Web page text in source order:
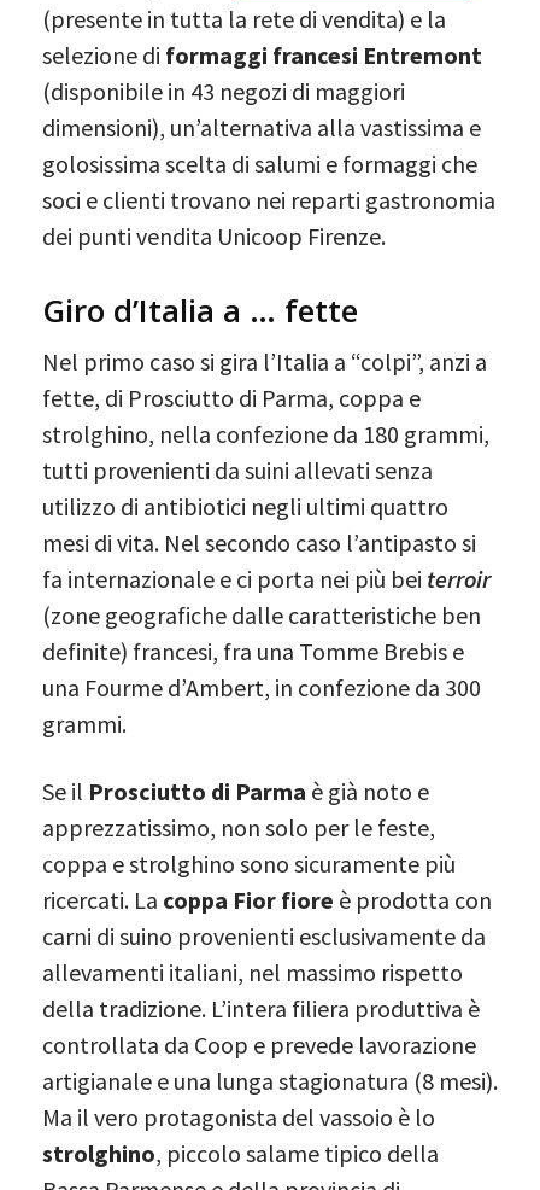
(presente in tutta la rete di vendita) e la
selezione di formaggi francesi Entremont
(disponibile in 43 negozi di maggiori
dimensioni), un’alternativa alla vastissima e
golosissima scelta di salumi e formaggi che
soci e clienti trovano nei reparti gastronomia
dei punti vendita Unicoop Firenze.
Giro d’Italia a … fette
Nel primo caso si gira l’Italia a “colpi”, anzi a
fette, di Prosciutto di Parma, coppa e
strolghino, nella confezione da 180 grammi,
tutti provenienti da suini allevati senza
utilizzo di antibiotici negli ultimi quattro
mesi di vita. Nel secondo caso l’antipasto si
fa internazionale e ci porta nei più bei terroir
(zone geografiche dalle caratteristiche ben
definite) francesi, fra una Tomme Brebis e
una Fourme d’Ambert, in confezione da 300
grammi.
Se il Prosciutto di Parma è già noto e
apprezzatissimo, non solo per le feste,
coppa e strolghino sono sicuramente più
ricercati. La coppa Fior fiore è prodotta con
carni di suino provenienti esclusivamente da
allevamenti italiani, nel massimo rispetto
della tradizione. L’intera filiera produttiva è
controllata da Coop e prevede lavorazione
artigianale e una lunga stagionatura (8 mesi).
Ma il vero protagonista del vassoio è lo
strolghino, piccolo salame tipico della